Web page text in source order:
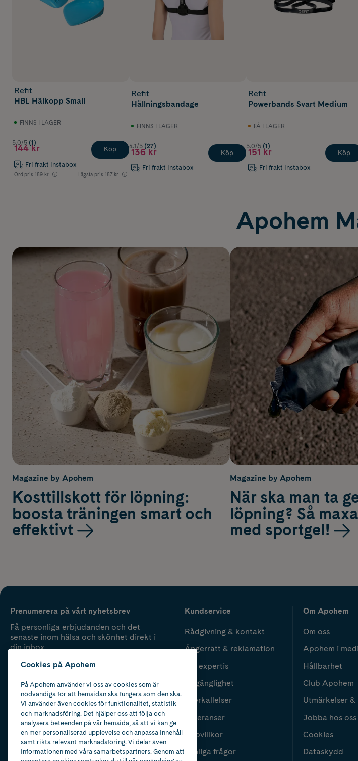
Refit
HBL Hälkopp Small
FINNS I LAGER
5.0/5 (1)
144 kr
Fri frakt Instabox
Ord.pris 189 kr Lägsta pris 187 kr
Köp
Refit
Hållningsbandage
FINNS I LAGER
4.1/5 (27)
136 kr
Fri frakt Instabox
Köp
Refit
Powerbands Svart Medium
FÅ I LAGER
5.0/5 (1)
151 kr
Fri frakt Instabox
Köp
Apohem
Magazine by Apohem
Kosttillskott för löpning:
boosta träningen smart och
effektivt
Magazine by Apohem
När ska man ta
löpning? Så
med sportgel!
Prenumerera på vårt nyhetsbrev
Få personliga erbjudanden och det
senaste inom hälsa och skönhet direkt i
din inbox.
Kundservice
Rådgivning & kontakt
Ångerrätt & reklamation
Vår expertis
Tillgänglighet
Återkallelser
Leveranser
Köpvillkor
Vanliga frågor
Om Apohem
Om oss
Apohem i
Hållbarhet
Club Apohem
Utmärkelser &
Jobba hos oss
Cookies
Dataskydd
Cookies på Apohem
På Apohem använder vi oss av cookies som är
nödvändiga för att hemsidan ska fungera som den ska.
Vi använder även cookies för funktionalitet, statistik
och marknadsföring. Det hjälper oss att följa och
analysera beteenden på vår hemsida, så att vi kan ge
en mer personaliserad upplevelse och anpassa innehåll
samt rikta relevant marknadsföring. Vi delar även
informationen med våra samarbetspartners. Genom att